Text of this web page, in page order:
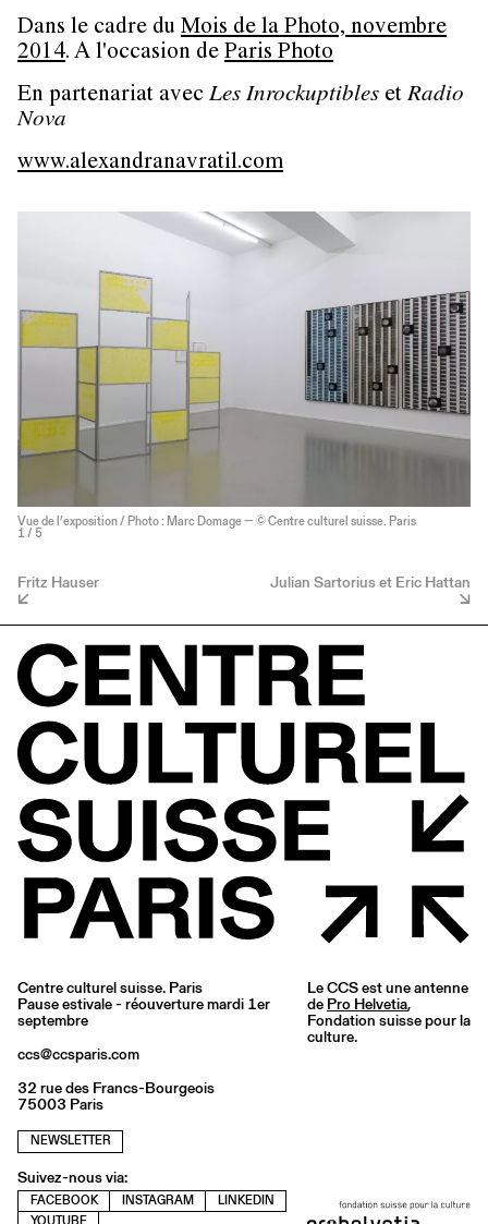
Dans le cadre du Mois de la Photo, novembre
2014. A l'occasion de Paris Photo
En partenariat avec Les Inrockuptibles etRadio
Nova
www.alexandranavratil.com
Vue de l’exposition / Photo : Marc Domage — © Centre culturel suisse. Paris
1 / 5
Fritz Hauser Julian Sartorius et Eric Hattan
Centre culturel suisse. Paris
Pause estivale - réouverture mardi 1er
septembre
ccs@ccsparis.com
32 rue des Francs-Bourgeois
75003 Paris
NEWSLETTER
Suivez-nous via:
FACEBOOK INSTAGRAM
LINKEDIN
Le CCS est une antenne
de Pro Helvetia,
Fondation suisse pour la
culture.